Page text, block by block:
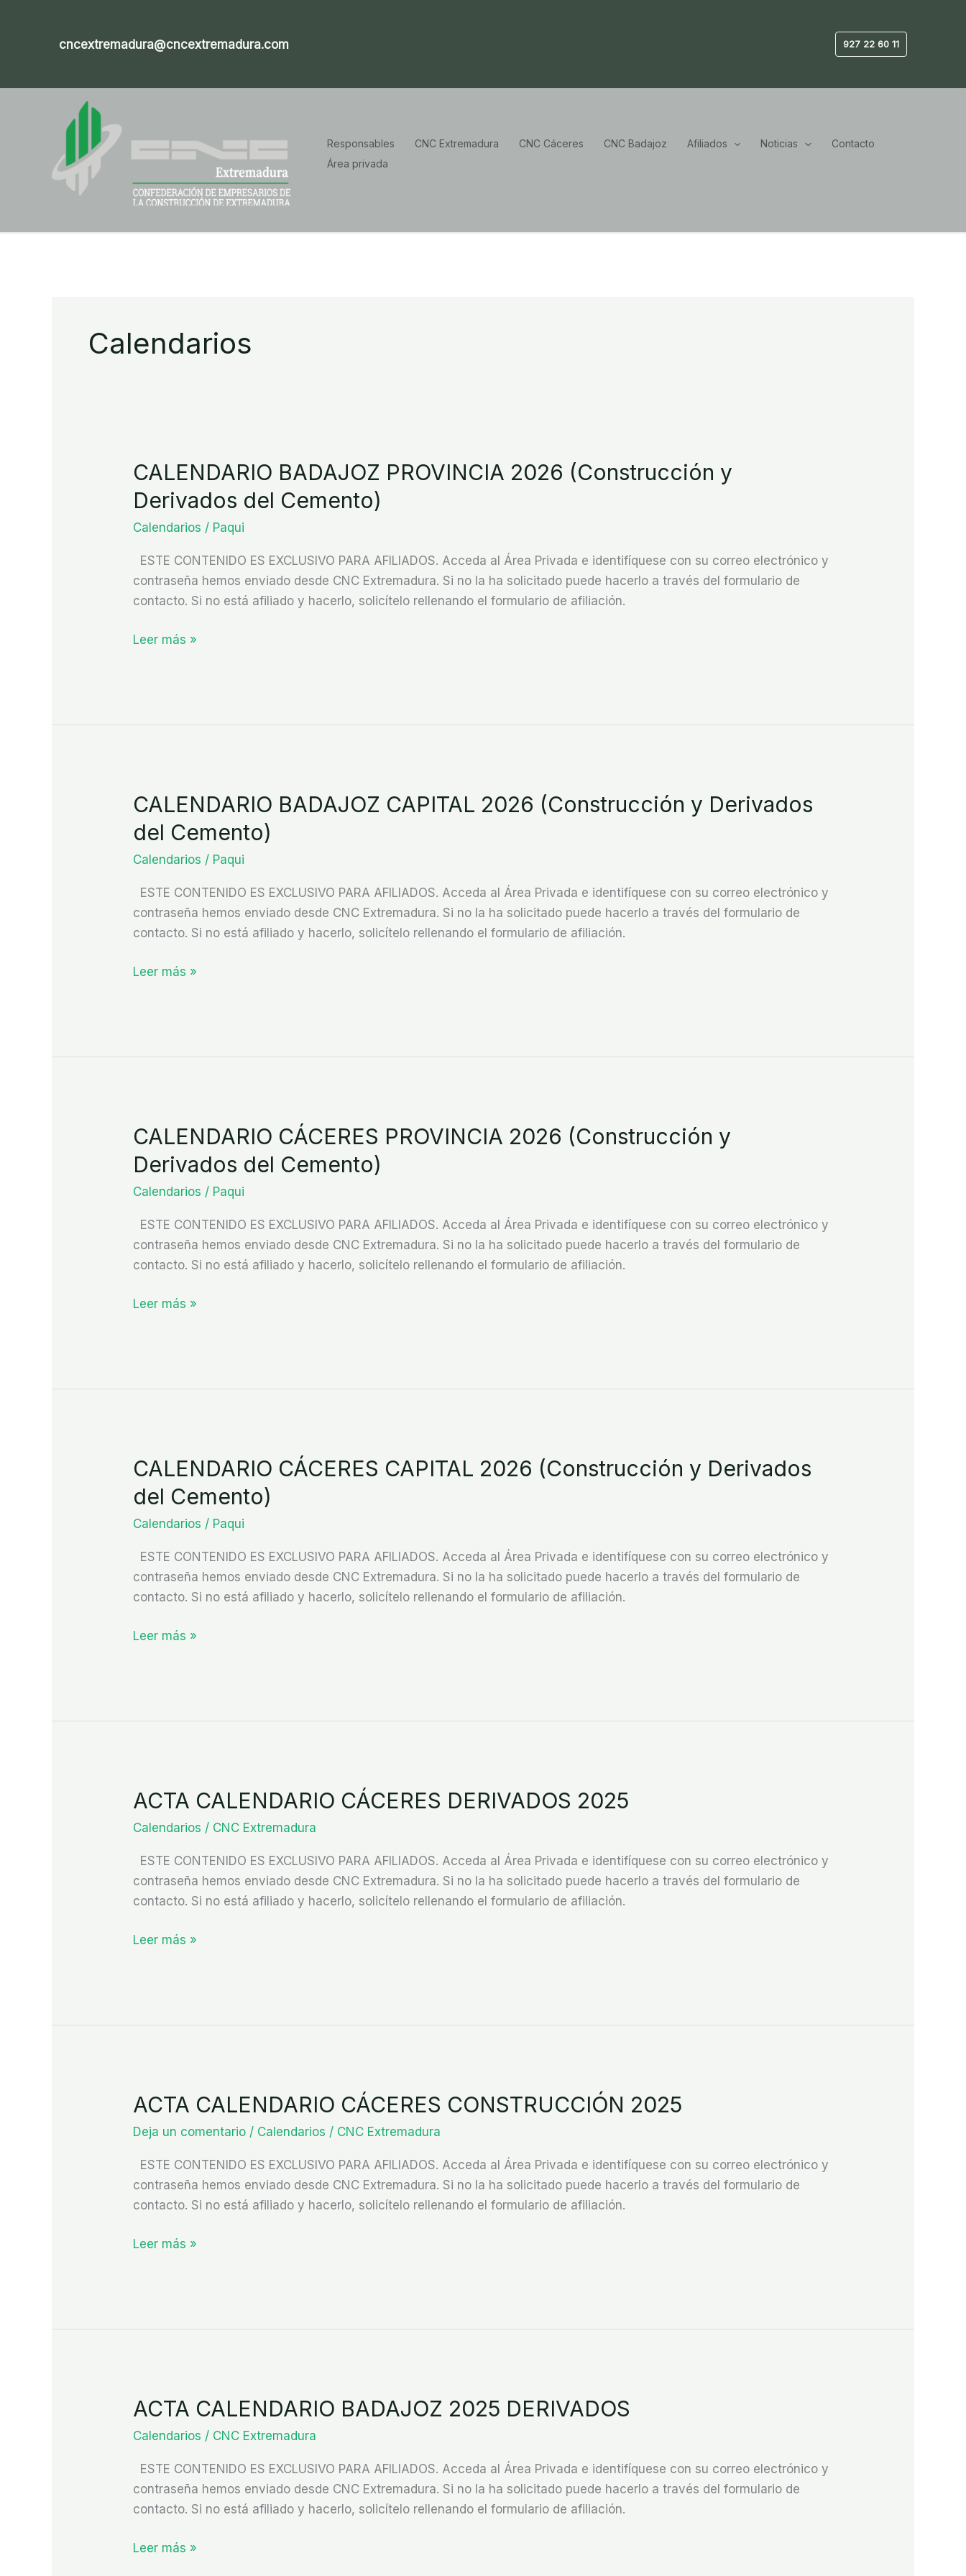
cncextremadura@cncextremadura.com 927 22 60 11
Responsables CNC Extremadura CNC Cáceres CNC Badajoz Afiliados Noticias
Contacto
Área privada
Calendarios
CALENDARIO BADAJOZ PROVINCIA 2026 (Construcción y
Derivados del Cemento)
Calendarios / Paqui
ESTE CONTENIDO ES EXCLUSIVO PARA AFILIADOS. Acceda al Área Privada e identifíquese con su correo electrónico y
contraseña hemos enviado desde CNC Extremadura. Si no la ha solicitado puede hacerlo a través del formulario de
contacto. Si no está afiliado y hacerlo, solicítelo rellenando el formulario de afiliación.
CALENDARIO
PROVINCIA
2026
Derivados
del
Leer más »
CALENDARIO BADAJOZ CAPITAL 2026 (Construcción y Derivados
del Cemento)
Calendarios / Paqui
ESTE CONTENIDO ES EXCLUSIVO PARA AFILIADOS. Acceda al Área Privada e identifíquese con su correo electrónico y
contraseña hemos enviado desde CNC Extremadura. Si no la ha solicitado puede hacerlo a través del formulario de
contacto. Si no está afiliado y hacerlo, solicítelo rellenando el formulario de afiliación.
CALENDARIO
CAPITAL
2026
Derivados
del
Leer más »
CALENDARIO CÁCERES PROVINCIA 2026 (Construcción y
Derivados del Cemento)
Calendarios / Paqui
ESTE CONTENIDO ES EXCLUSIVO PARA AFILIADOS. Acceda al Área Privada e identifíquese con su correo electrónico y
contraseña hemos enviado desde CNC Extremadura. Si no la ha solicitado puede hacerlo a través del formulario de
contacto. Si no está afiliado y hacerlo, solicítelo rellenando el formulario de afiliación.
CALENDARIO
PROVINCIA
2026
Derivados
del
Leer más »
CALENDARIO CÁCERES CAPITAL 2026 (Construcción y Derivados
del Cemento)
Calendarios / Paqui
ESTE CONTENIDO ES EXCLUSIVO PARA AFILIADOS. Acceda al Área Privada e identifíquese con su correo electrónico y
contraseña hemos enviado desde CNC Extremadura. Si no la ha solicitado puede hacerlo a través del formulario de
contacto. Si no está afiliado y hacerlo, solicítelo rellenando el formulario de afiliación.
CALENDARIO
CAPITAL
2026
Derivados
del
Leer más »
ACTA CALENDARIO CÁCERES DERIVADOS 2025
Calendarios / CNC Extremadura
ESTE CONTENIDO ES EXCLUSIVO PARA AFILIADOS. Acceda al Área Privada e identifíquese con su correo electrónico y
contraseña hemos enviado desde CNC Extremadura. Si no la ha solicitado puede hacerlo a través del formulario de
contacto. Si no está afiliado y hacerlo, solicítelo rellenando el formulario de afiliación.
ACTA
CÁCERES
DERIVADOS
2025
Leer más »
ACTA CALENDARIO CÁCERES CONSTRUCCIÓN 2025
Deja un comentario / Calendarios / CNC Extremadura
ESTE CONTENIDO ES EXCLUSIVO PARA AFILIADOS. Acceda al Área Privada e identifíquese con su correo electrónico y
contraseña hemos enviado desde CNC Extremadura. Si no la ha solicitado puede hacerlo a través del formulario de
contacto. Si no está afiliado y hacerlo, solicítelo rellenando el formulario de afiliación.
ACTA
CÁCERES
CONSTRUCCIÓN
2025
Leer más »
ACTA CALENDARIO BADAJOZ 2025 DERIVADOS
Calendarios / CNC Extremadura
ESTE CONTENIDO ES EXCLUSIVO PARA AFILIADOS. Acceda al Área Privada e identifíquese con su correo electrónico y
contraseña hemos enviado desde CNC Extremadura. Si no la ha solicitado puede hacerlo a través del formulario de
contacto. Si no está afiliado y hacerlo, solicítelo rellenando el formulario de afiliación.
ACTA
BADAJOZ
2025
DERIVADOS
Leer más »